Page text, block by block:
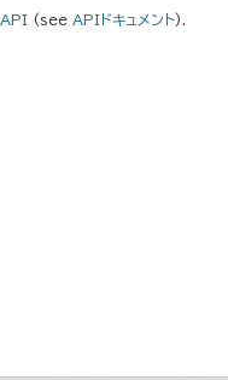
API (see APIドキュメント).